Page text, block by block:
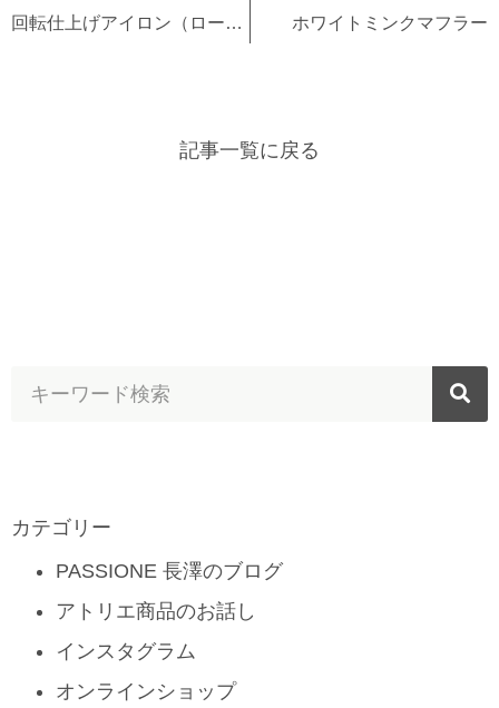
回転仕上げアイロン（ローリングアイロン） ホワイトミンクマフラー
記事一覧に戻る
カテゴリー
PASSIONE 長澤のブログ
アトリエ商品のお話し
インスタグラム
オンラインショップ